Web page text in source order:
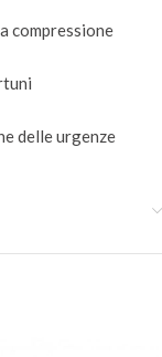
compressione
delle urgenze